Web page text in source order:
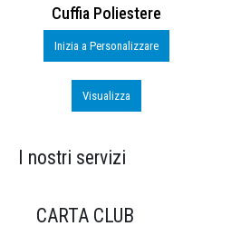
Cuffia Poliestere
Inizia a Personalizzare
Visualizza
I nostri servizi
CARTA CLUB